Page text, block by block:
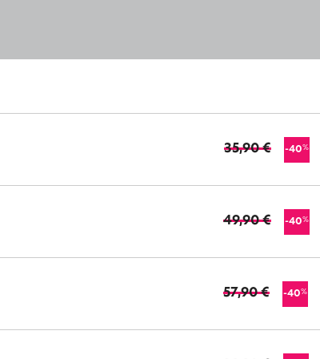
35,90 € -40%
49,90 € -40%
57,90 € -40%